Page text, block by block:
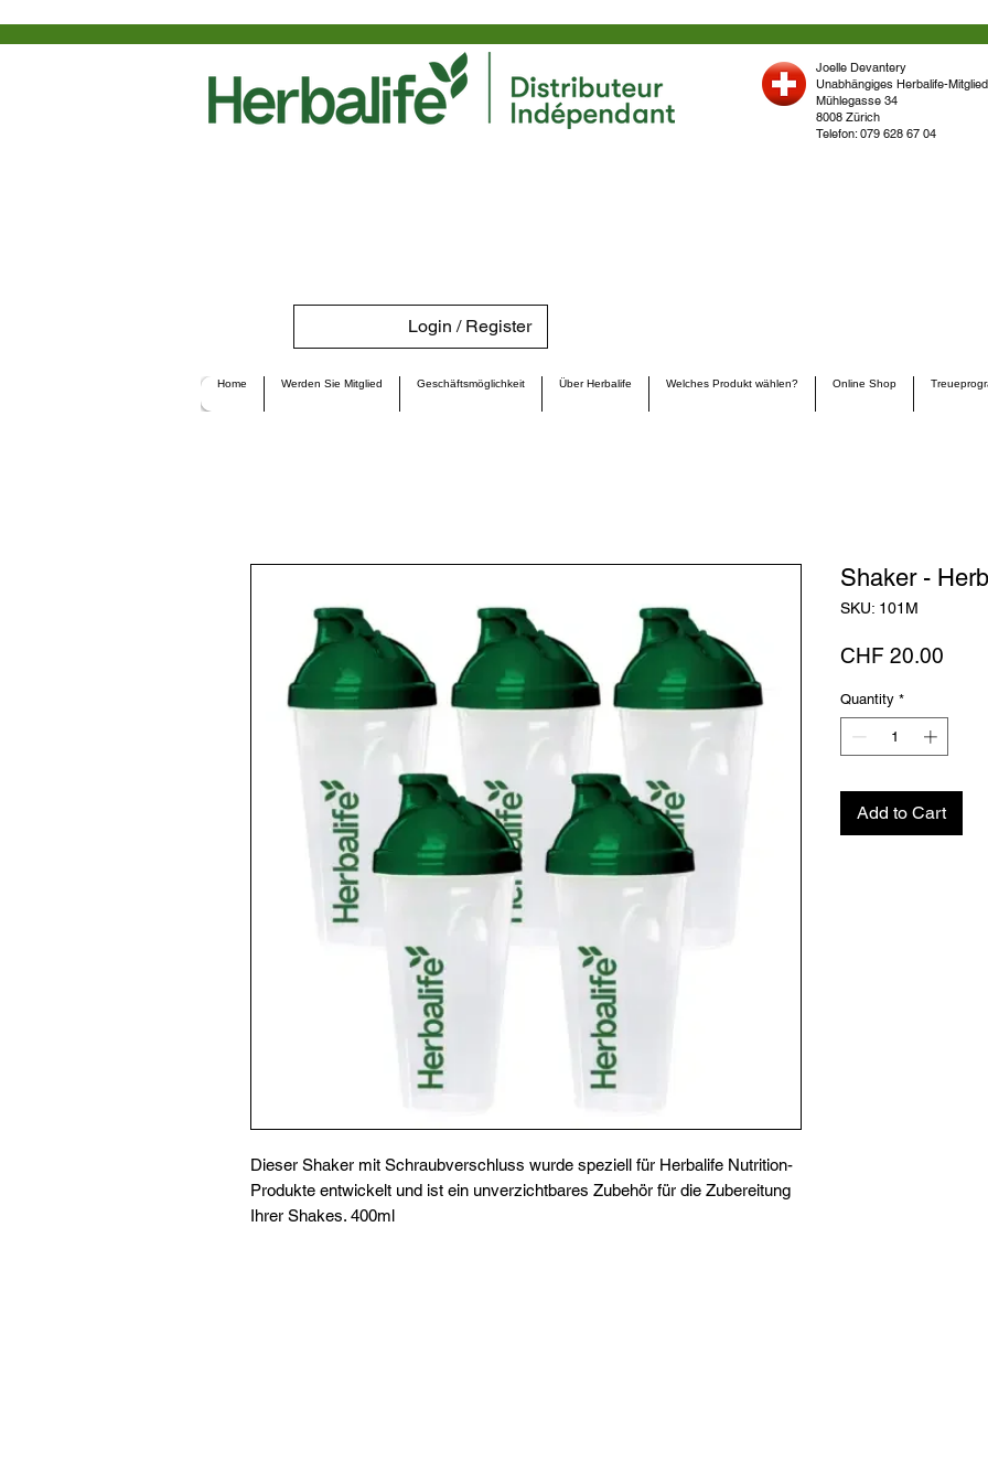
Joelle Devantery
Unabhängiges Herbalife-Mitglied
Mühlegasse 34
8008 Zürich
Telefon: 079 628 67 04
Login / Register
Dieser Shaker mit Schraubverschluss wurde speziell für Herbalife Nutrition-
Produkte entwickelt und ist ein unverzichtbares Zubehör für die Zubereitung
Ihrer Shakes. 400ml
Shaker -
SKU: 101M
CHF 20.00
Quantity *
Add to Cart
Home Werden Sie Mitglied Geschäftsmöglichkeit Über Herbalife Welches Produkt wählen? Online Shop